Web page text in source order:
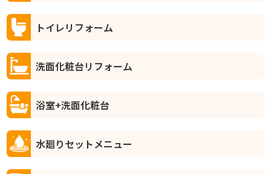
トイレリフォーム
洗面化粧台リフォーム
浴室+洗面化粧台
水廻りセットメニュー